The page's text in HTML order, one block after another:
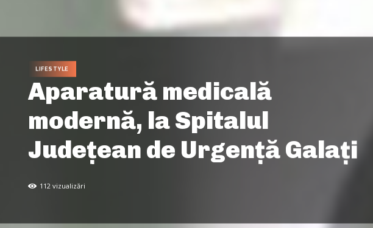
LIFESTYLE
Aparatură medicală
modernă, la Spitalul
Judeţean de Urgenţă Galaţi
112 vizualizări